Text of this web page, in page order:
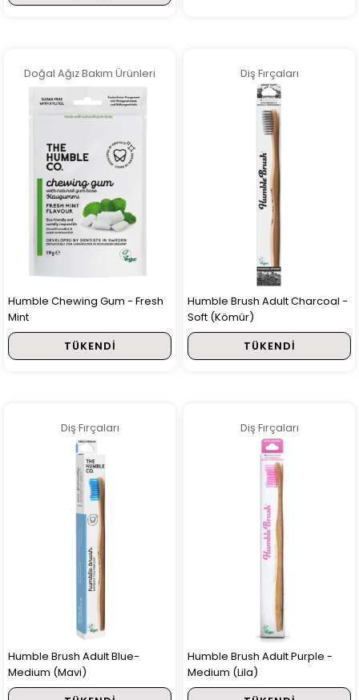
Doğal Ağız Bakım Ürünleri
Humble Chewing Gum - Fresh
Mint
TÜKENDI
Diş Fırçaları
Humble Brush Adult Charcoal -
Soft (Kömür)
TÜKENDI
Diş Fırçaları
Humble Brush Adult Blue-
Medium (Mavi)
Diş Fırçaları
Humble Brush Adult Purple -
Medium (Lila)